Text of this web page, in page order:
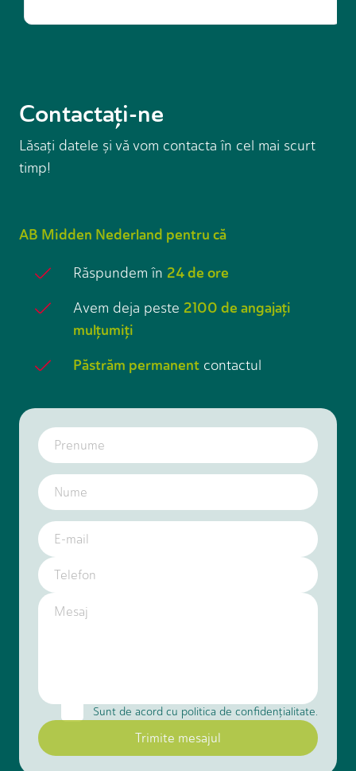
Contactaţi-ne
Lăsaţi datele și vă vom contacta în cel mai scurt
timp!
AB Midden Nederland pentru că
Răspundem în 24 de ore
Avem deja peste 2100 de angajaţi
mulţumiţi
Păstrăm permanent contactul
Sunt de acord cu politica de confidenţialitate.
Trimite mesajul